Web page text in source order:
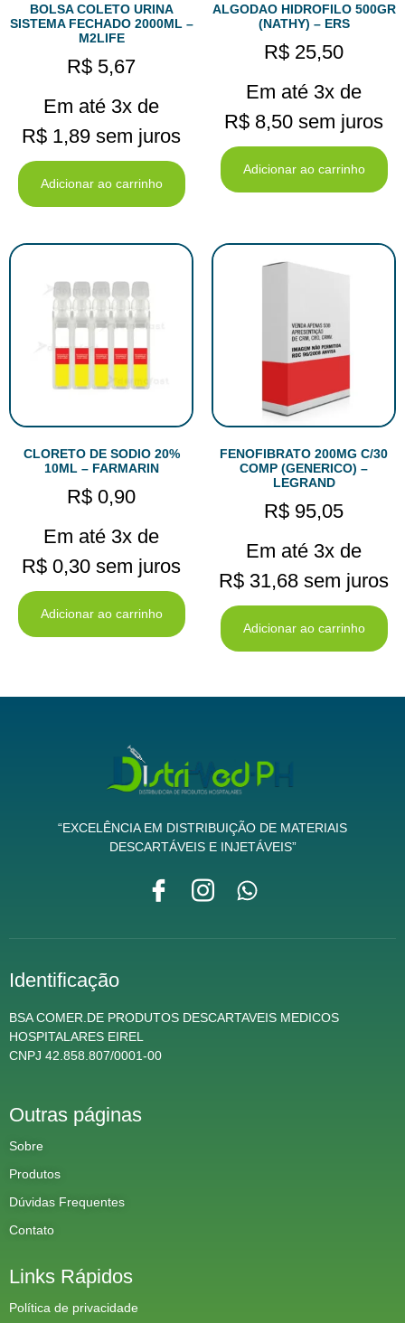
BOLSA COLETO URINA
SISTEMA FECHADO 2000ML –
M2LIFE
R$ 5,67
Em até 3x de
R$ 1,89 sem juros
Adicionar ao carrinho
ALGODAO HIDROFILO 500GR
(NATHY) – ERS
R$ 25,50
Em até 3x de
R$ 8,50 sem juros
Adicionar ao carrinho
CLORETO DE SODIO 20%
10ML – FARMARIN
R$ 0,90
Em até 3x de
R$ 0,30 sem juros
Adicionar ao carrinho
FENOFIBRATO 200MG C/30
COMP (GENERICO) –
LEGRAND
R$ 95,05
Em até 3x de
R$ 31,68 sem juros
Adicionar ao carrinho
“EXCELÊNCIA EM DISTRIBUIÇÃO DE MATERIAIS
DESCARTÁVEIS E INJETÁVEIS”
Identificação
BSA COMER.DE PRODUTOS DESCARTAVEIS MEDICOS
HOSPITALARES EIREL
CNPJ 42.858.807/0001-00
Outras páginas
Sobre
Produtos
Dúvidas Frequentes
Contato
Links Rápidos
Política de privacidade